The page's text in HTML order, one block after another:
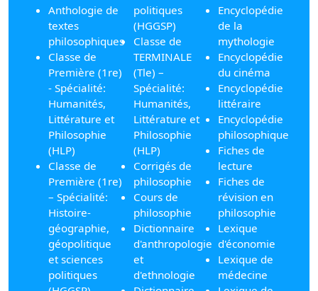
Anthologie de
textes
philosophiques
Classe de
Première (1re)
- Spécialité:
Humanités,
Littérature et
Philosophie
(HLP)
Classe de
Première (1re)
– Spécialité:
Histoire-
géographie,
géopolitique
et sciences
politiques
politiques
(HGGSP)
Classe de
TERMINALE
(Tle) –
Spécialité:
Humanités,
Littérature et
Philosophie
(HLP)
Corrigés de
philosophie
Cours de
philosophie
Dictionnaire
d'anthropologie
et
d'ethnologie
Encyclopédie
de la
mythologie
Encyclopédie
du cinéma
Encyclopédie
littéraire
Encyclopédie
philosophique
Fiches de
lecture
Fiches de
révision en
philosophie
Lexique
d'économie
Lexique de
médecine